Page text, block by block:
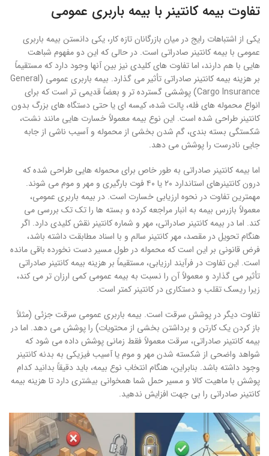
تفاوت بیمه کانتینر با بیمه باربری عمومی
یکی از اشتباهات رایج در میان بازرگانان تازه کار، یکی دانستن بیمه باربری
عمومی با بیمه کانتینر صادراتی است. در حالی که این دو مفهوم شباهت
هایی با هم دارند، اما تفاوت های کلیدی نیز بین آنها وجود دارد که مستقیماً
بر هزینه بیمه کانتینر صادراتی تأثیر می گذارد. بیمه باربری عمومی (General
Cargo Insurance) پوششی گسترده تر و بعضاً قدیمی تر است که برای
انواع محموله های فله، پالت شده، کیسه ای یا حتی دستگاه های بزرگ بدون
کانتینر طراحی شده است. این نوع بیمه معمولاً خسارت هایی مانند نشت،
شکستگی بسته بندی، گم شدن بخشی از محموله و آسیب ناشی از جابه
جایی نادرست را پوشش می دهد.
اما بیمه کانتینر صادراتی به طور خاص برای محموله هایی طراحی شده که
درون کانتینرهای استاندارد ۲۰ یا ۴۰ فوت بارگیری و مهر و موم می شوند.
مهمترین تفاوت در نحوه ارزیابی خسارت است. در بیمه باربری عمومی،
معمولاً بازرس بیمه به انبار مراجعه کرده و بسته ها را تک تک بررسی می
کند. اما در بیمه کانتینر صادراتی، مهر و شماره کانتینر نقش کلیدی دارد. اگر
هنگام تحویل در مقصد، مهر کانتینر سالم و با اسناد مطابقت داشته باشد،
فرض قانونی بر این است که محموله در طول مسیر دست نخورده باقی مانده
است. این تفاوت در فرآیند ارزیابی، مستقیماً بر هزینه بیمه کانتینر صادراتی
تأثیر می گذارد و معمولاً آن را نسبت به بیمه عمومی کمی ارزان تر می کند،
زیرا ریسک تقلب و دستکاری در کانتینر کمتر است.
تفاوت دیگر در پوشش سرقت است. بیمه باربری عمومی سرقت جزئی (مثلاً
باز کردن یک کارتن و برداشتن بخشی از محتویات) را پوشش می دهد. اما در
بیمه کانتینر صادراتی، سرقت معمولاً فقط زمانی پوشش داده می شود که
شواهد واضحی از شکسته شدن مهر و موم یا آسیب فیزیکی به بدنه کانتینر
وجود داشته باشد. بنابراین، هنگام انتخاب نوع بیمه، باید دقیقاً بدانید کدام
پوشش با ماهیت کالا و مسیر حمل شما همخوانی بیشتری دارد تا هزینه بیمه
کانتینر صادراتی را بی جهت افزایش ندهید.